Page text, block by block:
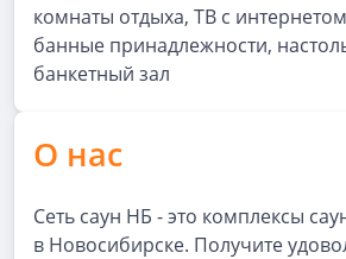
комнаты отдыха, ТВ с
банные принадлежности,
банкетный зал
О нас
Сеть саун НБ - это комплексы
в Новосибирске. ‌Получите